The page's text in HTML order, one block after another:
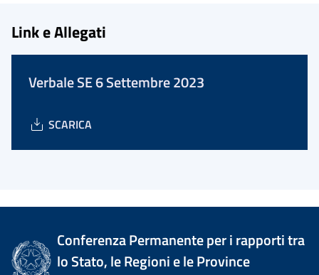
Link e Allegati
Verbale SE 6 Settembre 2023
SCARICA
Conferenza Permanente per i rapporti tra
lo Stato, le Regioni e le Province